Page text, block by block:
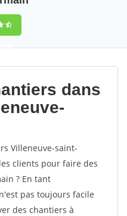
78
dans
Villeneuve-saint-
clients pour faire des
? En tant
pas toujours facile
des chantiers à